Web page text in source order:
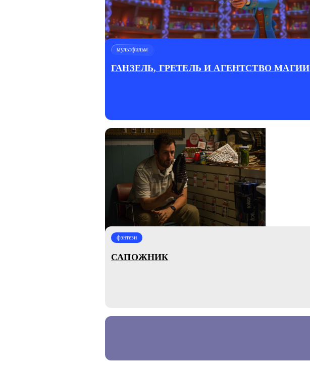
мультфильм
ГАНЗЕЛЬ, ГРЕТЕЛЬ И АГЕНТСТВО МАГИИ
фэнтези
САПОЖНИК